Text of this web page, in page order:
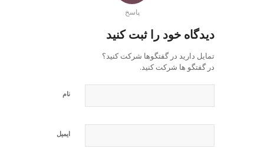
پاسخ
دیدگاه خود را ثبت کنید
تمایل دارید در گفتگوها شرکت کنید؟
در گفتگو ها شرکت کنید.
نام
ایمیل